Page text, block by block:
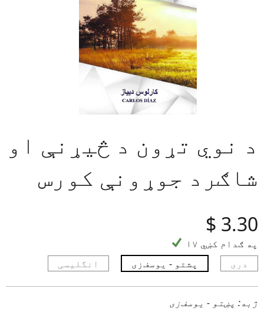
د نوي تړون د څیړنې او
شاګرد جوړونې کورس
‎$ 3.30
۱۷ په ګدام کښي
انگلیسی
پشتو - یوسف‌زی دری
ژبه: پښتو - یوسف‌زی